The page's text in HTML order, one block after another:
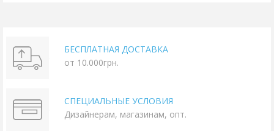
БЕСПЛАТНАЯ ДОСТАВКА
от 10.000грн.
СПЕЦИАЛЬНЫЕ УСЛОВИЯ
Дизайнерам, магазинам, опт.